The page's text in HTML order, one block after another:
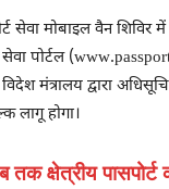
सेवा मोबाइल वैन
सेवा पोर्टल
मंत्रालय द्वारा
लागू होगा।
पासपोर्ट